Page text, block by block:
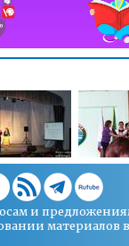
и
материалов